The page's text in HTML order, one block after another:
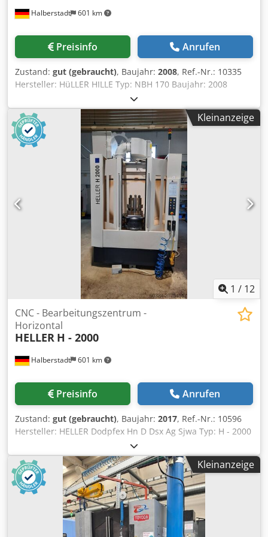
Industriebereich Lukas van Rossum
Halberstadt 601 km
Preisinfo Anrufen
Zustand: gut (gebraucht), Baujahr: 2008, Ref.-Nr.: 10335
Hersteller: HüLLER HILLE Typ: NBH 170 Baujahr: 2008
Steuerungsart: CNC-Steuerung Steuerung: Sinumerik 840D
pl Lagerort: Halberstadt Ursprungsland: Germany X-Weg:
1000 mm Y-Weg: 800 mm Z-Weg: 800 mm B-Achse: 360 °
Entfernung Spindelmitte - Tisch: 150 mm
Tischabmessungen (lxb): 500 x 630 mm Tischbelastung:
800 kg Max. Werkstückgewicht: 40 kg Max. Werkzeuglänge:
650 mm Max. Werkzeugdurchmesser: 325 mm
Werkzeugdurchmesser bei voller Bestückung: 100 mm
Werkzeugaufnahme: HSK - 100 Spindeldrehzahl: U/min
Eilgang: 60 m/min Maschinenlänge: 9500 mm
Maschinenbreite: 4500 mm Maschinenhöhe: 3500 mm
Dwedpfx Agszkpuvo Ssa Zusatzinformationen:
Kühlmittelanlage = 1250 l
Kleinanzeige
1 / 12
Halberstadt 601 km
CNC - Bearbeitungszentrum -
Horizontal
HELLER H - 2000
Preisinfo Anrufen
Zustand: gut (gebraucht), Baujahr: 2017, Ref.-Nr.: 10596
Hersteller: HELLER Dodpfex Hn D Dsx Ag Sjwa Typ: H - 2000
Baujahr: 2017 Steuerungsart: CNC-Steuerung Steuerung:
Siemens 840 D Lagerort: Halberstadt Ursprungsland:
Germany Maschinen-Nr.: 56XXX X-Weg: 630 mm Y-Weg:
630 mm Z-Weg: 630 mm B-Achse: 0,001 ° Tischbelastung:
500 kg Max. Werkzeuglänge: 350 mm Max.
Werkzeugdurchmesser: 160 mm Werkzeugaufnahme: HSK
63 Anzahl Werkzeugplätze im Magazin: 80 Drehzahl: 16000
U/min Werkzeugwechsler: Doppelgreifer Max.
Kleinanzeige